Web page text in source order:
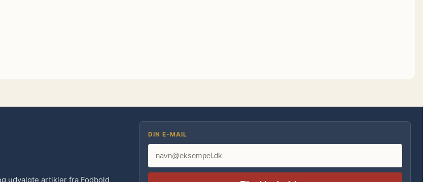
udvalgte artikler fra Fodbold
DIN E-MAIL